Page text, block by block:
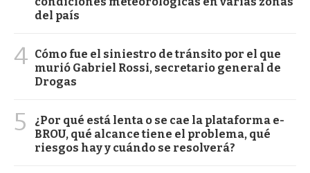
del país
4 Cómo fue el siniestro de tránsito por el que
murió Gabriel Rossi, secretario general de
Drogas
5
¿Por qué está lenta o se cae la plataforma e-
BROU, qué alcance tiene el problema, qué
riesgos hay y cuándo se resolverá?